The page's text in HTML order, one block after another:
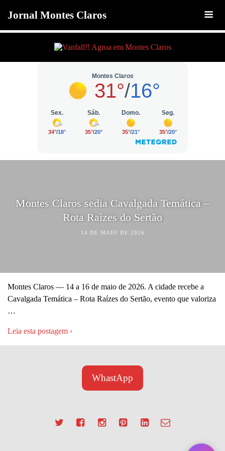
Jornal Montes Claros
Montes Claros sedia Cavalgada Temática –
Rota Raízes do Sertão
14 DE MAIO DE 2026
Montes Claros — 14 a 16 de maio de 2026. A cidade recebe a
Cavalgada Temática – Rota Raízes do Sertão, evento que valoriza
…
Leia esta postagem ›
WhastApp